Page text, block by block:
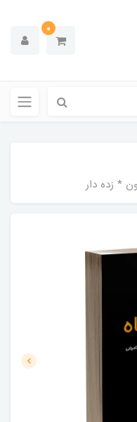
0
* زده دار